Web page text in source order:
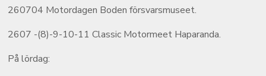
260704 Motordagen Boden försvarsmuseet.
2607 -(8)-9-10-11 Classic Motormeet Haparanda.
På lördag: